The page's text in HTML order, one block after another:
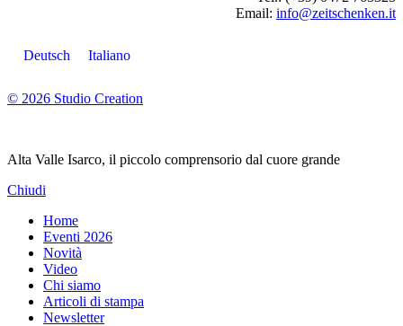
Email: info@zeitschenken.it
Deutsch Italiano
© 2026 Studio Creation
Alta Valle Isarco, il piccolo comprensorio dal cuore grande
Chiudi
Home
Eventi 2026
Novità
Video
Chi siamo
Articoli di stampa
Newsletter